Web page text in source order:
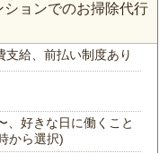
ョンでのお掃除代行
支給、前払い制度あり
、好きな日に働くこと
から選択)